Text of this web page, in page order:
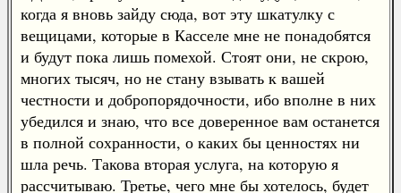
когда я вновь зайду сюда, вот эту шкатулку с
вещицами, которые в Касселе мне не понадобятся
и будут пока лишь помехой. Стоят они, не скрою,
многих тысяч, но не стану взывать к вашей
честности и добропорядочности, ибо вполне в них
убедился и знаю, что все доверенное вам останется
в полной сохранности, о каких бы ценностях ни
шла речь. Такова вторая услуга, на которую я
рассчитываю. Третье, чего мне бы хотелось, будет